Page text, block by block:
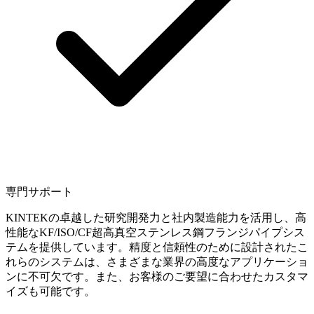
専門サポート
KINTEKの卓越した研究開発力と社内製造能力を活用し、高
性能なKF/ISO/CF超高真空ステンレス鋼フランジパイプシス
テムを提供しています。精度と信頼性のために設計されたこ
れらのシステムは、さまざまな業界の高度なアプリケーショ
ンに不可欠です。また、お客様のご要望に合わせたカスタマ
イズも可能です。